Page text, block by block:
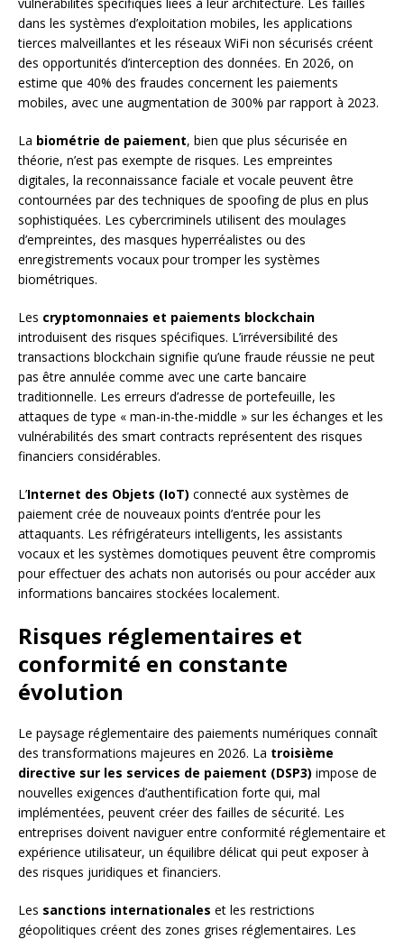
dans les systèmes d’exploitation mobiles, les applications
tierces malveillantes et les réseaux WiFi non sécurisés créent
des opportunités d’interception des données. En 2026, on
estime que 40% des fraudes concernent les paiements
mobiles, avec une augmentation de 300% par rapport à 2023.
La biométrie de paiement, bien que plus sécurisée en
théorie, n’est pas exempte de risques. Les empreintes
digitales, la reconnaissance faciale et vocale peuvent être
contournées par des techniques de spoofing de plus en plus
sophistiquées. Les cybercriminels utilisent des moulages
d’empreintes, des masques hyperréalistes ou des
enregistrements vocaux pour tromper les systèmes
biométriques.
Les cryptomonnaies et paiements blockchain
introduisent des risques spécifiques. L’irréversibilité des
transactions blockchain signifie qu’une fraude réussie ne peut
pas être annulée comme avec une carte bancaire
traditionnelle. Les erreurs d’adresse de portefeuille, les
attaques de type « man-in-the-middle » sur les échanges et les
vulnérabilités des smart contracts représentent des risques
financiers considérables.
L’Internet des Objets (IoT) connecté aux systèmes de
paiement crée de nouveaux points d’entrée pour les
attaquants. Les réfrigérateurs intelligents, les assistants
vocaux et les systèmes domotiques peuvent être compromis
pour effectuer des achats non autorisés ou pour accéder aux
informations bancaires stockées localement.
Risques réglementaires et
conformité en constante
évolution
Le paysage réglementaire des paiements numériques connaît
des transformations majeures en 2026. La troisième
directive sur les services de paiement (DSP3) impose de
nouvelles exigences d’authentification forte qui, mal
implémentées, peuvent créer des failles de sécurité. Les
entreprises doivent naviguer entre conformité réglementaire et
expérience utilisateur, un équilibre délicat qui peut exposer à
des risques juridiques et financiers.
Les sanctions internationales et les restrictions
géopolitiques créent des zones grises réglementaires. Les